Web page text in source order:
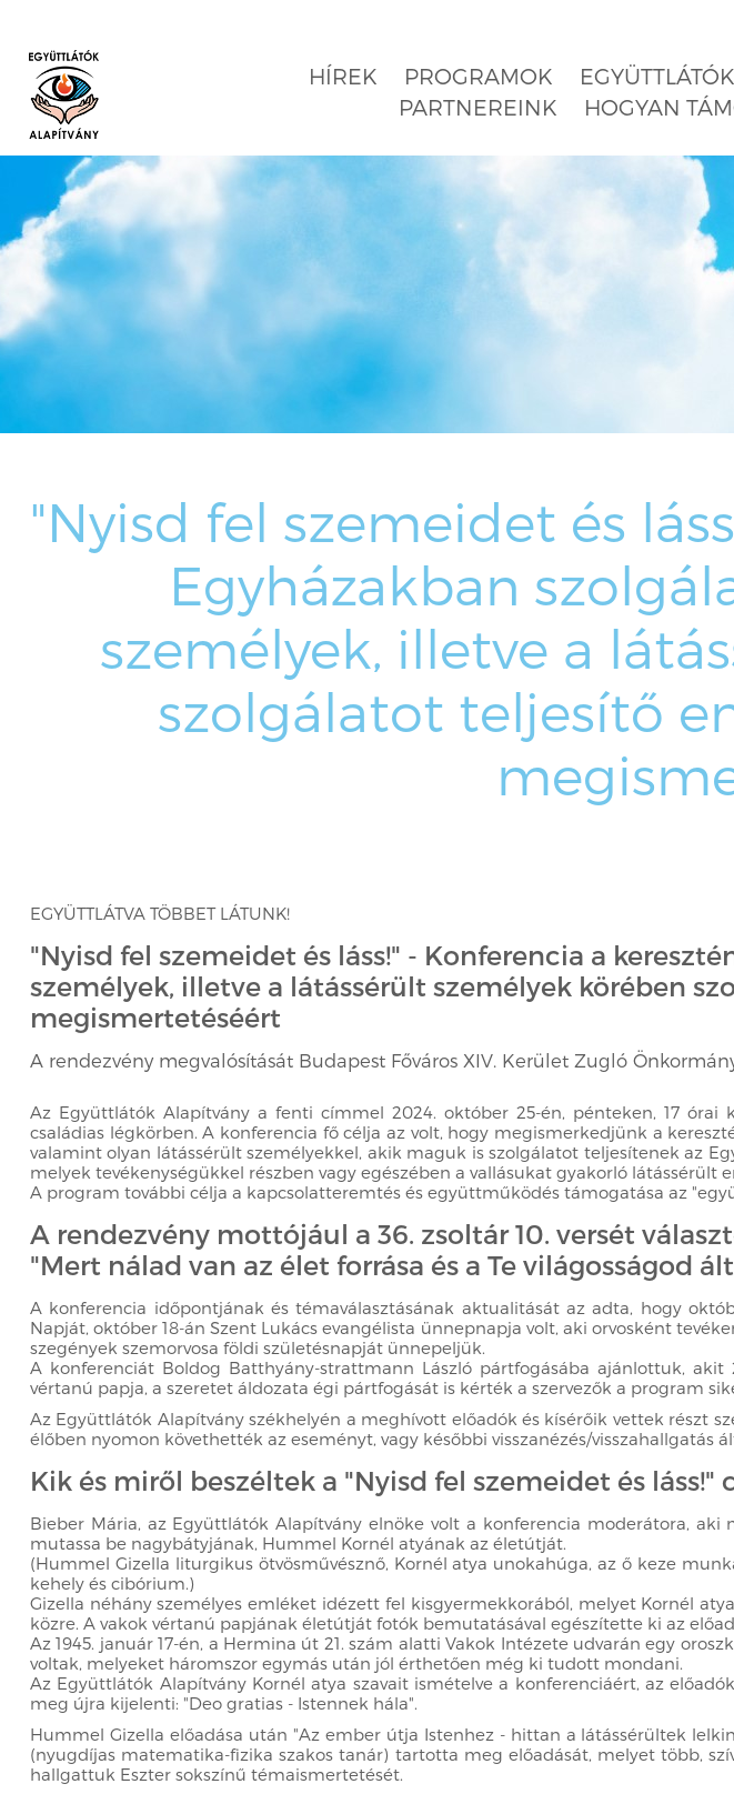
HÍREK PROGRAMOK
PARTNEREINK
HOGYAN
"Nyisd fel szemeidet és
Egyházakban
személyek, illetve a
szolgálatot teljesítő
EGYÜTTLÁTVA TÖBBET LÁTUNK!
"Nyisd fel szemeidet és láss!" - Konferencia a
személyek, illetve a látássérült személyek körében
megismertetéséért
A rendezvény megvalósítását Budapest Főváros XIV. Kerület Zugló
Az Együttlátók Alapítvány a fenti címmel 2024. október 25-én, pénteken, 17
családias légkörben. A konferencia fő célja az volt, hogy megismerkedjünk a
valamint olyan látássérült személyekkel, akik maguk is szolgálatot teljesítenek az
melyek tevékenységükkel részben vagy egészében a vallásukat gyakorló látássérült
A program további célja a kapcsolatteremtés és együttműködés támogatása az
A rendezvény mottójául a 36. zsoltár 10. versét
"Mert nálad van az élet forrása és a Te világosságod
A konferencia időpontjának és témaválasztásának aktualitását az adta, hogy
Napját, október 18-án Szent Lukács evangélista ünnepnapja volt, aki orvosként
szegények szemorvosa földi születésnapját ünnepeljük.
A konferenciát Boldog Batthyány-strattmann László pártfogásába ajánlottuk,
vértanú papja, a szeretet áldozata égi pártfogását is kérték a szervezők a program
Az Együttlátók Alapítvány székhelyén a meghívott előadók és kísérőik vettek részt
élőben nyomon követhették az eseményt, vagy későbbi visszanézés/visszahallgatás
Kik és miről beszéltek a "Nyisd fel szemeidet és
Bieber Mária, az Együttlátók Alapítvány elnöke volt a konferencia moderátora,
mutassa be nagybátyjának, Hummel Kornél atyának az életútját.
(Hummel Gizella liturgikus ötvösművésznő, Kornél atya unokahúga, az ő keze
kehely és cibórium.)
Gizella néhány személyes emléket idézett fel kisgyermekkorából, melyet Kornél
közre. A vakok vértanú papjának életútját fotók bemutatásával egészítette ki az
Az 1945. január 17-én, a Hermina út 21. szám alatti Vakok Intézete udvarán egy
voltak, melyeket háromszor egymás után jól érthetően még ki tudott mondani.
Az Együttlátók Alapítvány Kornél atya szavait ismételve a konferenciáért, az
meg újra kijelenti: "Deo gratias - Istennek hála".
Hummel Gizella előadása után "Az ember útja Istenhez - hittan a látássérültek
(nyugdíjas matematika-fizika szakos tanár) tartotta meg előadását, melyet több,
hallgattuk Eszter sokszínű témaismertetését.